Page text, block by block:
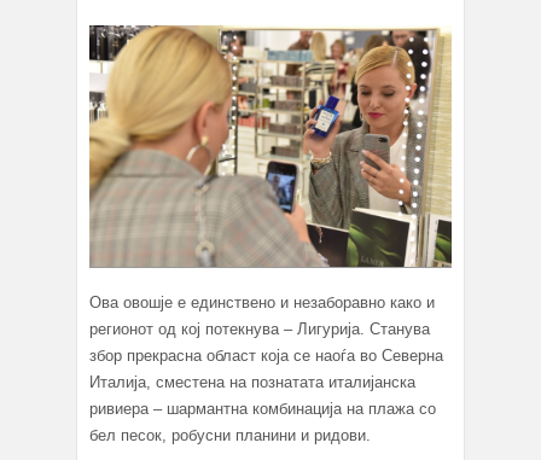
Ова овошје е единствено и незаборавно како и
регионот од кој потекнува – Лигурија. Станува
збор прекрасна област која се наоѓа во Северна
Италија, сместена на познатата италијанска
ривиера – шармантна комбинација на плажа со
бел песок, робусни планини и ридови.